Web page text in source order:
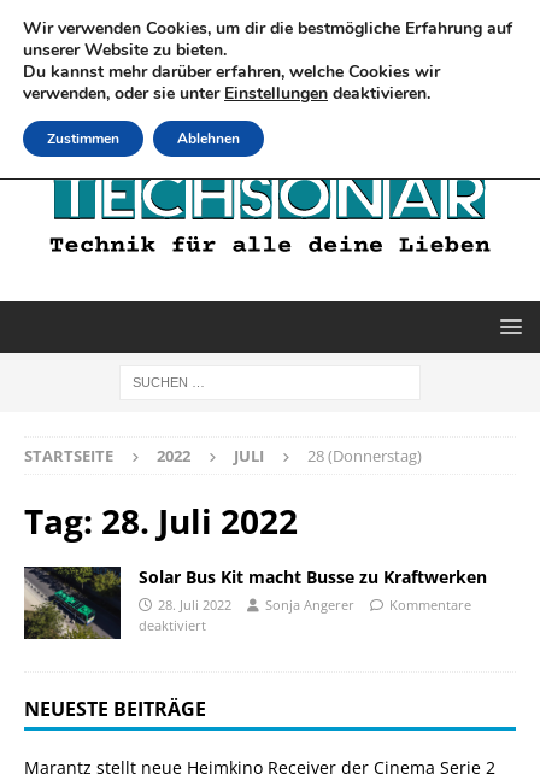
STARTSEITE 2022 JULI 28 (Donnerstag)
Tag: 28. Juli 2022
Solar Bus Kit macht Busse zu Kraftwerken
28. Juli 2022 Sonja Angerer
Kommentare
deaktiviert
NEUESTE BEITRÄGE
Marantz stellt neue Heimkino Receiver der Cinema Serie 2
Wir verwenden Cookies, um dir die bestmögliche Erfahrung auf
unserer Website zu bieten.
Du kannst mehr darüber erfahren, welche Cookies wir
verwenden, oder sie unter Einstellungen deaktivieren.
Zustimmen Ablehnen